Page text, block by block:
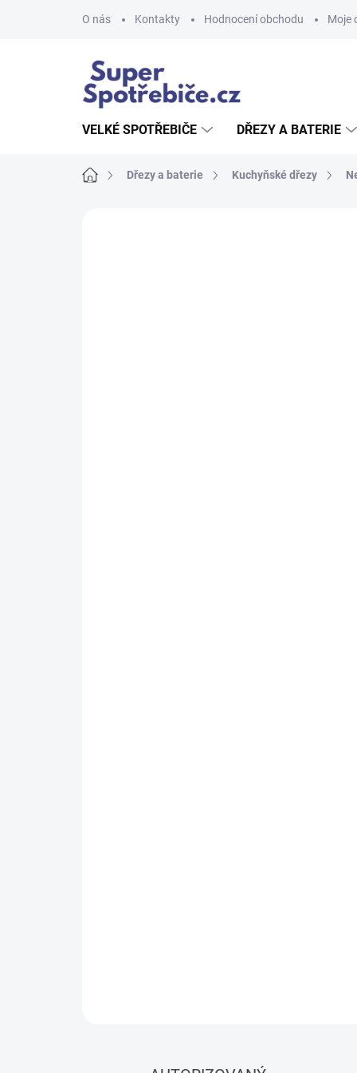
O nás Kontakty Hodnocení obchodu Moje
VELKÉ SPOTŘEBIČE DŘEZY A BATERIE
Domů Dřezy a baterie Kuchyňské dřezy